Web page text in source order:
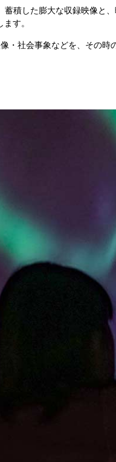
蓄積した膨大な収録映像と
す。
・社会事象などを、その時